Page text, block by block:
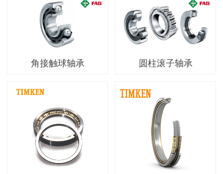
角接触球轴承 圆柱滚子轴承